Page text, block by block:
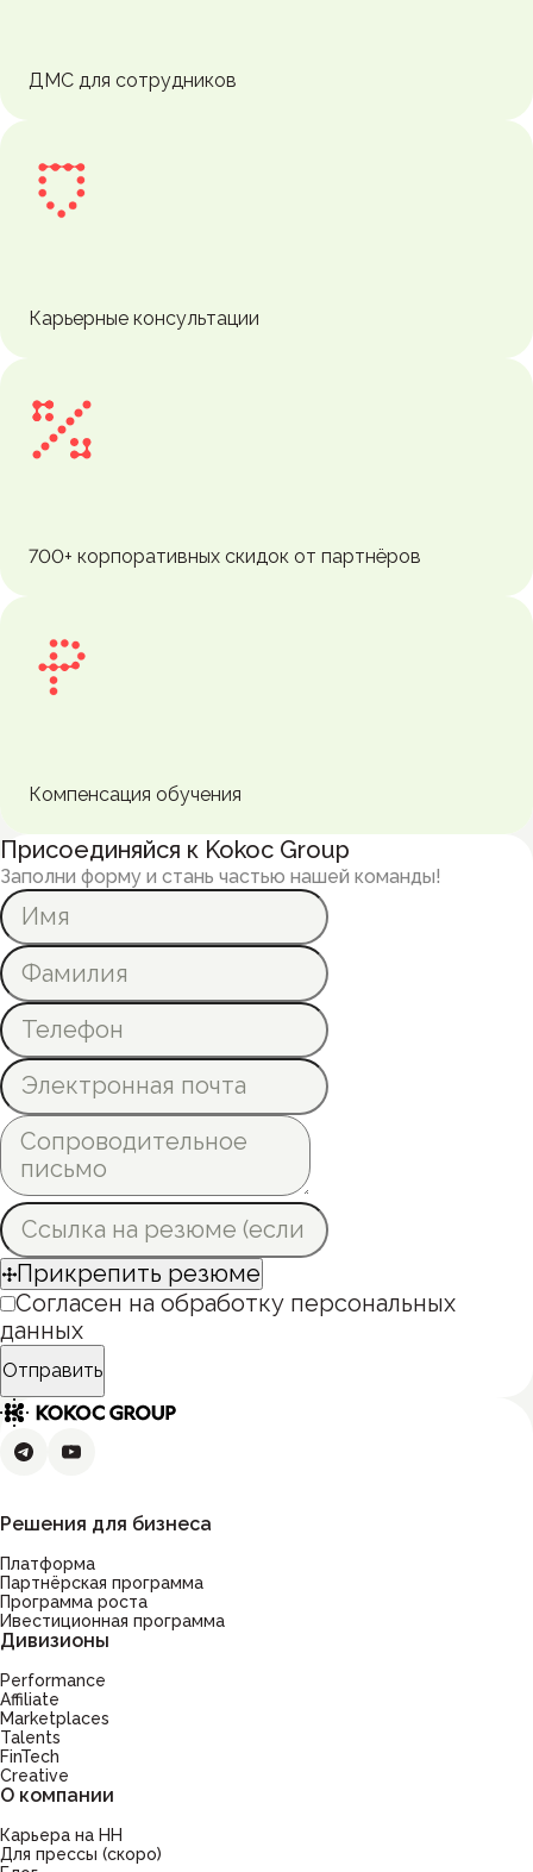
ДМС для сотрудников
Карьерные консультации
700+ корпоративных скидок от партнёров
Компенсация обучения
Присоединяйся к Kokoc Group
Заполни форму и стань частью нашей команды!
Прикрепить резюме
Отправить
Согласен на обработку персональных
данных
Решения для бизнеса
Платформа
Партнёрская программа
Программа роста
Ивестиционная программа
Дивизионы
Performance
Affiliate
Marketplaces
Talents
FinTech
Creative
О компании
Карьера на HH
Для прессы (скоро)